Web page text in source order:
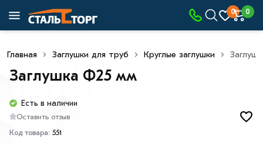
0 0
Главная Заглушки для труб Круглые заглушки
Заглушка Ф25 мм
Есть в наличии
Оставить отзыв
Код товара: 551